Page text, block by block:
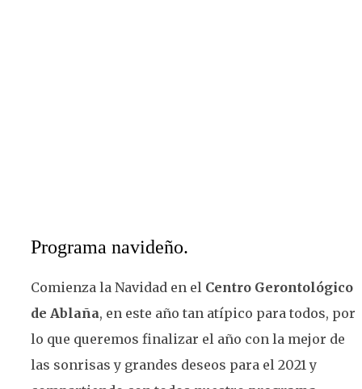
Programa navideño.
Comienza la Navidad en el Centro Gerontológico
de Ablaña, en este año tan atípico para todos, por
lo que queremos finalizar el año con la mejor de
las sonrisas y grandes deseos para el 2021 y